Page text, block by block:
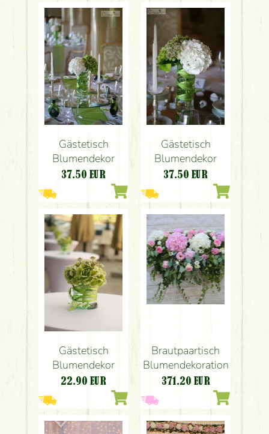
Gästetisch
Blumendekor
37.50 EUR
Gästetisch
Blumendekor
37.50 EUR
Gästetisch
Blumendekor
22.90 EUR
Brautpaartisch
Blumendekoration
371.20 EUR